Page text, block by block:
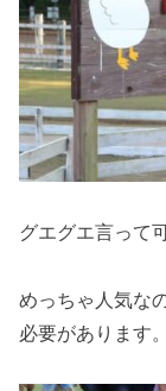
グエグエ言って
めっちゃ人気な
必要があります。